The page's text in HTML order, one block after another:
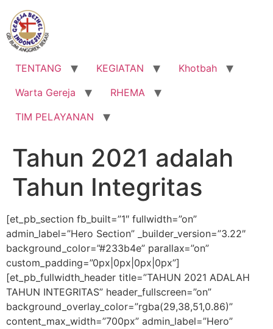
Lewati
konten
TENTANG KEGIATAN
Khotbah
Warta Gereja
RHEMA
TIM PELAYANAN
Tahun 2021 adalah
Tahun Integritas
[et_pb_section fb_built=”1″ fullwidth=”on”
admin_label=”Hero Section” _builder_version=”3.22″
background_color=”#233b4e” parallax=”on”
custom_padding=”0px|0px|0px|0px”]
[et_pb_fullwidth_header title=”TAHUN 2021 ADALAH
TAHUN INTEGRITAS” header_fullscreen=”on”
background_overlay_color=”rgba(29,38,51,0.86)”
content_max_width=”700px” admin_label=”Hero”